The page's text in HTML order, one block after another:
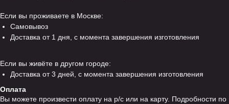
Если вы проживаете в Москве:
Самовывоз
Доставка от 1 дня, с момента завершения изготовления
Если вы живёте в другом городе:
Доставка от 3 дней, с момента завершения изготовления
Оплата
Вы можете произвести оплату на р/с или на карту. Подробности по